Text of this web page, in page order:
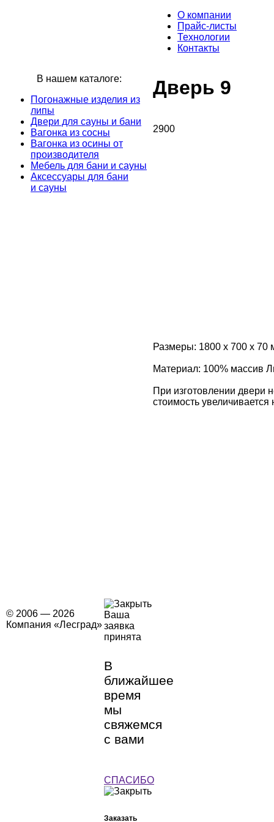
О компании
Прайс-листы
Технологии
Контакты
Дверь 9
2900
В нашем каталоге:
Погонажные изделия из
липы
Двери для сауны и бани
Вагонка из сосны
Вагонка из осины от
производителя
Мебель для бани и сауны
Аксессуары для бани
и сауны
Размеры: 1800 х 700 х 70
Материал: 100% массив
При изготовлении двери
стоимость увеличивается
© 2006 — 2026
Компания «Лесград»
Ваша
заявка
принята
В
ближайшее
время
мы
свяжемся
с вами
СПАСИБО
Заказать